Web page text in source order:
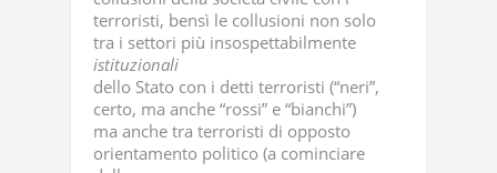
terroristi, bensì le collusioni non solo
tra i settori più insospettabilmente
istituzionali
dello Stato con i detti terroristi (“neri”,
certo, ma anche “rossi” e “bianchi”)
ma anche tra terroristi di opposto
orientamento politico (a cominciare